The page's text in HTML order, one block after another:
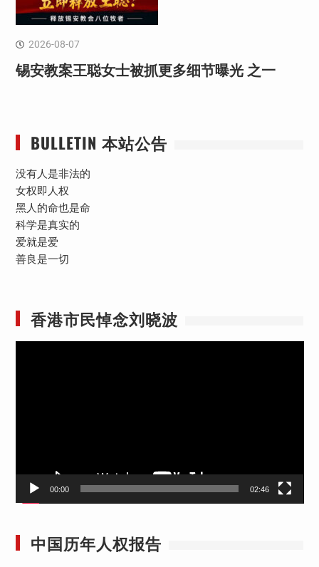
2026-08-07
锡安教案王聪女士被抓更多细节曝光 之一
BULLETIN 本站公告
没有人是非法的
女权即人权
黑人的命也是命
科学是真实的
爱就是爱
善良是一切
香港市民悼念刘晓波
00:00 02:46
中国历年人权报告